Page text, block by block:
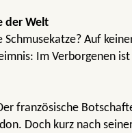
der Welt
Schmusekatze? Auf
Im Verborgenen
französische
Doch kurz nach